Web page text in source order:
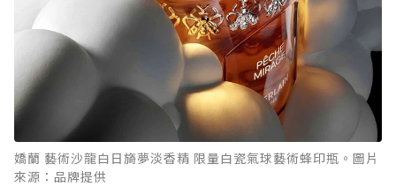
嬌蘭 藝術沙龍白日旖夢淡香精 限量白瓷氣球藝術蜂印瓶。圖片
來源：品牌提供